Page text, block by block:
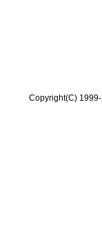
Copyright(C)